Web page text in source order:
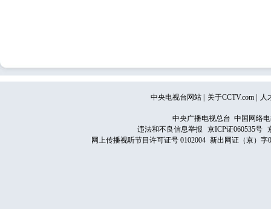
中央电视台网站 关于CCTV.com 人
中央广播电视总台 中国网络
违法和不良信息举报
京ICP证060535号
网上传播视听节目许可证号 0102004 新出网证（京）